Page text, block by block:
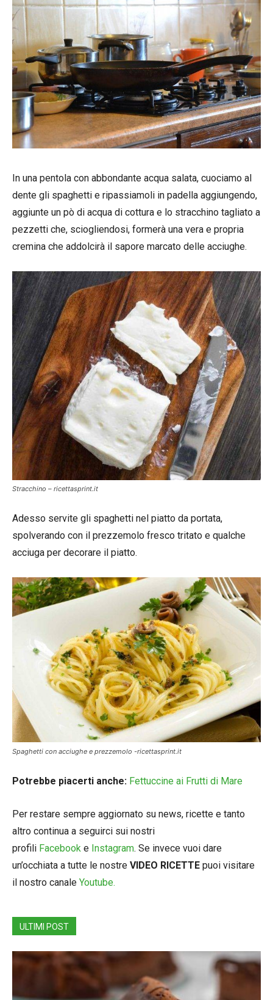
In una pentola con abbondante acqua salata, cuociamo al
dente gli spaghetti e ripassiamoli in padella aggiungendo,
aggiunte un pò di acqua di cottura e lo stracchino tagliato a
pezzetti che, sciogliendosi, formerà una vera e propria
cremina che addolcirà il sapore marcato delle acciughe.
Stracchino – ricettasprint.it
Adesso servite gli spaghetti nel piatto da portata,
spolverando con il prezzemolo fresco tritato e qualche
acciuga per decorare il piatto.
Spaghetti con acciughe e prezzemolo -ricettasprint.it
Potrebbe piacerti anche: Fettuccine ai Frutti di Mare
Per restare sempre aggiornato su news, ricette e tanto
altro continua a seguirci sui nostri
profili Facebook e Instagram. Se invece vuoi dare
un’occhiata a tutte le nostre VIDEO RICETTE puoi visitare
il nostro canale Youtube.
ULTIMI POST